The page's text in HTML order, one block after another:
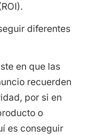
diferentes
en que las
recuerden
por si en
o
es conseguir